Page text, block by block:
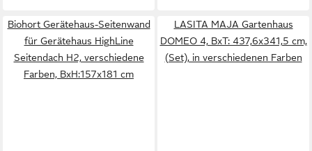
Biohort Gerätehaus-Seitenwand
für Gerätehaus HighLine
Seitendach H2, verschiedene
Farben, BxH:157x181 cm
LASITA MAJA Gartenhaus
DOMEO 4, BxT: 437,6x341,5 cm,
(Set), in verschiedenen Farben